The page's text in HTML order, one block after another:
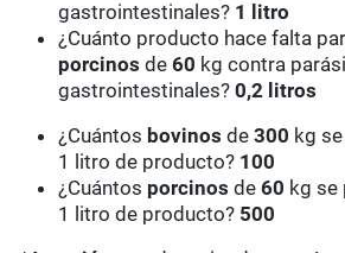
gastrointestinales? 1 litro
¿Cuánto producto hace falta
porcinos de60 kg contra
gastrointestinales? 0,2 litros
¿Cuántos bovinos de300 kg
1 litro de producto? 100
¿Cuántos porcinos de60 kg se
1 litro de producto? 500